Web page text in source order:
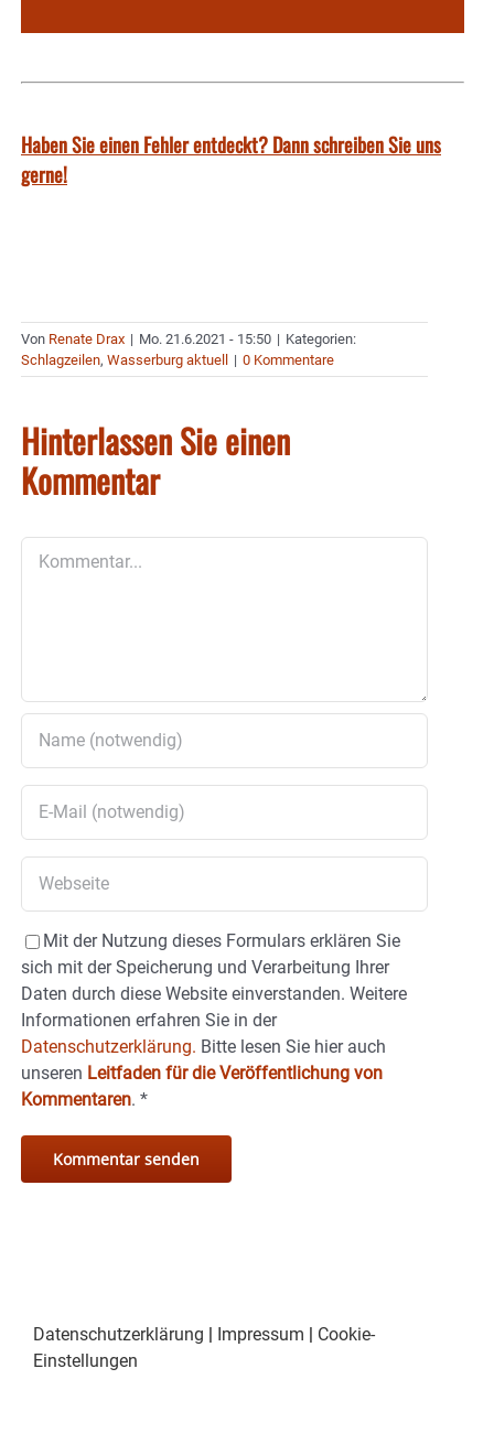
Haben Sie einen Fehler entdeckt? Dann schreiben Sie uns
gerne!
Von Renate Drax | Mo. 21.6.2021 - 15:50 | Kategorien:
Schlagzeilen, Wasserburg aktuell | 0 Kommentare
Hinterlassen Sie einen
Kommentar
Mit der Nutzung dieses Formulars erklären Sie
sich mit der Speicherung und Verarbeitung Ihrer
Daten durch diese Website einverstanden. Weitere
Informationen erfahren Sie in der
Datenschutzerklärung. Bitte lesen Sie hier auch
unseren Leitfaden für die Veröffentlichung von
Kommentaren. *
Datenschutzerklärung | Impressum | Cookie-
Einstellungen